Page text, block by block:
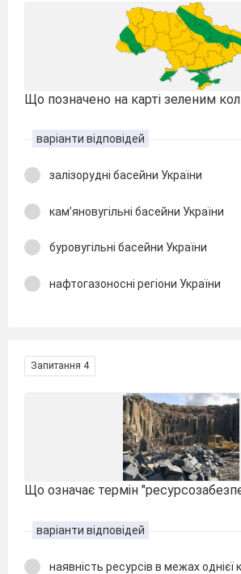
Що позначено на карті зеленим
варіанти відповідей
залізорудні басейни України
кам’яновугільні басейни України
буровугільні басейни України
нафтогазоносні регіони України
Запитання 4
Що означає термін
варіанти відповідей
наявність ресурсів в межах однієї